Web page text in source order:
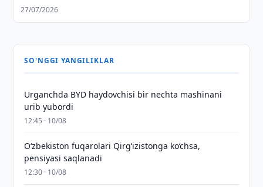
27/07/2026
SO'NGGI YANGILIKLAR
Urganchda BYD haydovchisi bir nechta mashinani
urib yubordi
12:45 · 10/08
O‘zbekiston fuqarolari Qirg‘izistonga ko‘chsa,
pensiyasi saqlanadi
12:30 · 10/08